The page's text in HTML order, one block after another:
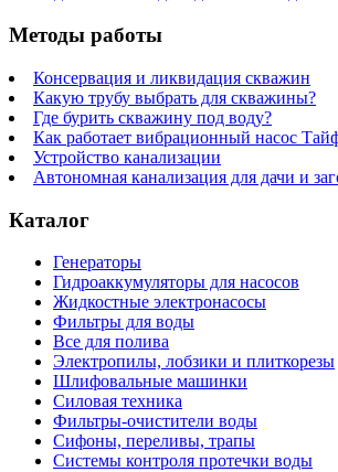
Методы работы
Консервация и ликвидация скважин
Какую трубу выбрать для скважины?
Где бурить скважину под воду?
Как работает вибрационный насос
Устройство канализации
Автономная канализация для дачи и
Каталог
Генераторы
Гидроаккумуляторы для насосов
Жидкостные электронасосы
Фильтры для воды
Все для полива
Электропилы, лобзики и плиткорезы
Шлифовальные машинки
Силовая техника
Фильтры-очистители воды
Сифоны, переливы, трапы
Системы контроля протечки воды